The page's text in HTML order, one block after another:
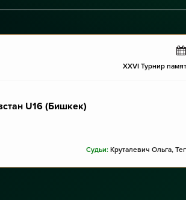
XXVI Турнир
U16(Бишкек)
Судьи: Круталевич Ольга,